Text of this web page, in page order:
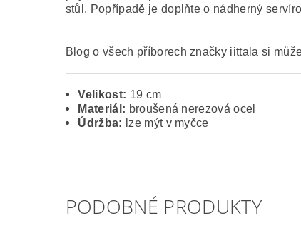
stůl. Popřípadě je doplňte o nádherný
Blog o všech příborech značky iittala si
Velikost: 19 cm
Materiál: broušená nerezová ocel
Údržba: lze mýt v myčce
PODOBNÉ PRODUKTY